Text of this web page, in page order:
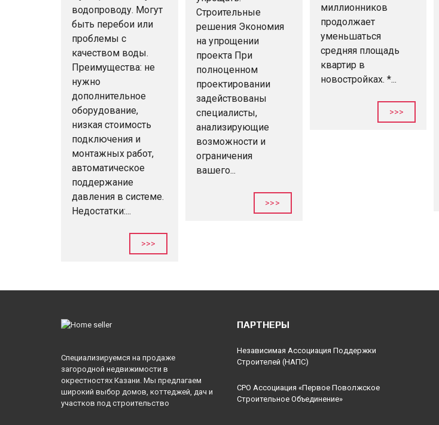
водопроводу. Могут
быть перебои или
проблемы с
качеством воды.
Преимущества: не
нужно
дополнительное
оборудование,
низкая стоимость
подключения и
монтажных работ,
автоматическое
поддержание
давления в системе.
Недостатки:...
>>>
Строительные
решения Экономия
на упрощении
проекта При
полноценном
проектировании
задействованы
специалисты,
анализирующие
возможности и
ограничения
вашего...
>>>
миллионников
продолжает
уменьшаться
средняя площадь
квартир в
новостройках. *...
>>>
Специализируемся на продаже
загородной недвижимости в
окрестностях Казани. Мы предлагаем
широкий выбор домов, коттеджей, дач и
участков под строительство
ПАРТНЕРЫ
Независимая Ассоциация Поддержки
Строителей (НАПС)
СРО Ассоциация «Первое Поволжское
Строительное Объединение»